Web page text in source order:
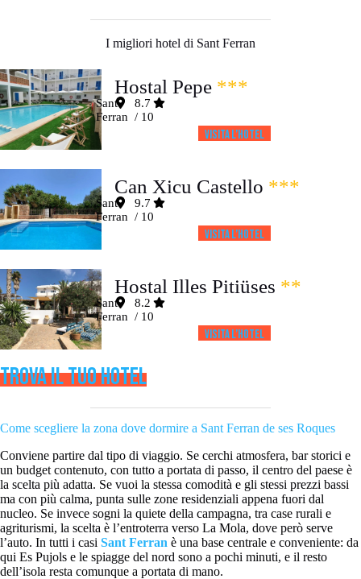
I migliori hotel di Sant Ferran
Hostal Pepe ***
Sant
Ferran
8.7
/ 10
Visita l’HOTEL
Can Xicu Castello ***
Sant
Ferran
9.7
/ 10
Visita l’HOTEL
Hostal Illes Pitiüses **
Sant
Ferran
8.2
/ 10
Visita l’HOTEL
TROVA IL TUO HOTEL
Come scegliere la zona dove dormire a Sant Ferran de ses Roques
Conviene partire dal tipo di viaggio. Se cerchi atmosfera, bar storici e
un budget contenuto, con tutto a portata di passo, il centro del paese è
la scelta più adatta. Se vuoi la stessa comodità e gli stessi prezzi bassi
ma con più calma, punta sulle zone residenziali appena fuori dal
nucleo. Se invece sogni la quiete della campagna, tra case rurali e
agriturismi, la scelta è l’entroterra verso La Mola, dove però serve
l’auto. In tutti i casi Sant Ferran è una base centrale e conveniente: da
qui Es Pujols e le spiagge del nord sono a pochi minuti, e il resto
dell’isola resta comunque a portata di mano.